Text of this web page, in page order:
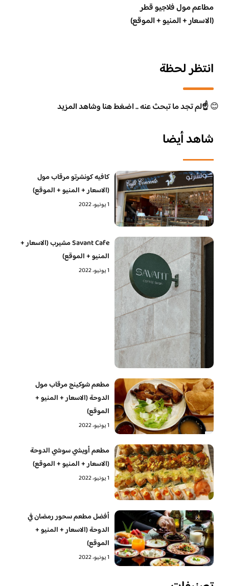
مطاعم مول فلاجيو قطر
(الاسعار + المنيو + الموقع)
انتظر لحظة
😊☝️لم تجد ما تبحث عنه .. اضغط هنا وشاهد المزيد
شاهد أيضا
كافيه كونشرتو مرقاب مول
(الاسعار + المنيو + الموقع)
1 يونيو، 2022
Savant Cafe مشيرب (الاسعار +
المنيو + الموقع)
1 يونيو، 2022
مطعم شوكينج مرقاب مول
الدوحة (الاسعار + المنيو +
الموقع)
1 يونيو، 2022
مطعم أويشي سوشي الدوحة
(الاسعار + المنيو + الموقع)
1 يونيو، 2022
أفضل مطعم سحور رمضان في
الدوحة (الاسعار + المنيو +
الموقع)
1 يونيو، 2022